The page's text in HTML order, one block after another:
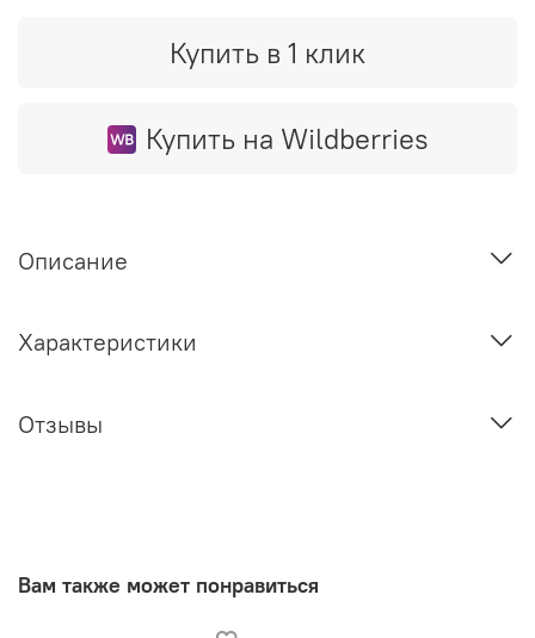
Купить в 1 клик
Купить на Wildberries
Описание
Характеристики
Отзывы
Вам также может понравиться